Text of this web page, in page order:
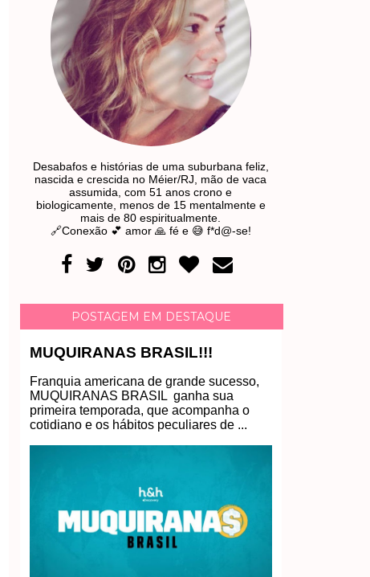
Desabafos e histórias de uma suburbana feliz,
nascida e crescida no Méier/RJ, mão de vaca
assumida, com 51 anos crono e
biologicamente, menos de 15 mentalmente e
mais de 80 espiritualmente.
🔗Conexão 💕 amor 🙏 fé e 😅 f*d@-se!
POSTAGEM EM DESTAQUE
MUQUIRANAS BRASIL!!!
Franquia americana de grande sucesso,
MUQUIRANAS BRASIL ganha sua
primeira temporada, que acompanha o
cotidiano e os hábitos peculiares de ...